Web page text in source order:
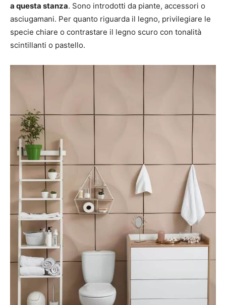
a questa stanza. Sono introdotti da piante, accessori o
asciugamani. Per quanto riguarda il legno, privilegiare le
specie chiare o contrastare il legno scuro con tonalità
scintillanti o pastello.